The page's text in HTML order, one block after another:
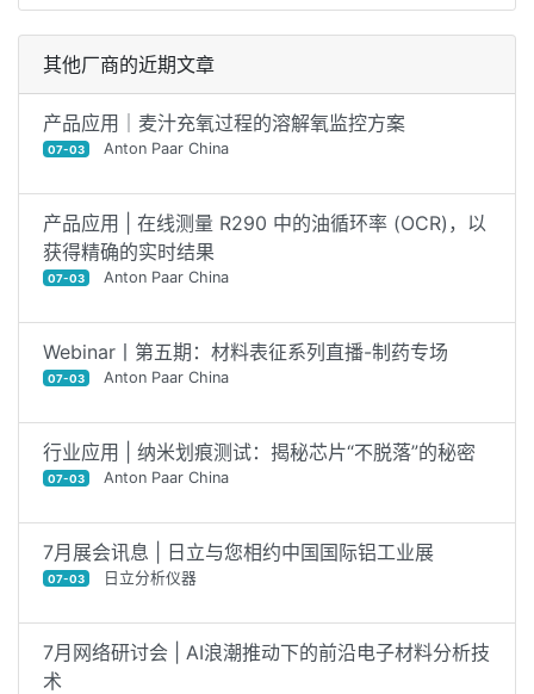
其他厂商的近期文章
产品应用｜麦汁充氧过程的溶解氧监控方案
07-03 Anton Paar China
产品应用 | 在线测量 R290 中的油循环率 (OCR)，以
获得精确的实时结果
07-03 Anton Paar China
Webinar丨第五期：材料表征系列直播-制药专场
07-03 Anton Paar China
行业应用 | 纳米划痕测试：揭秘芯片“不脱落”的秘密
07-03 Anton Paar China
7月展会讯息 | 日立与您相约中国国际铝工业展
07-03 日立分析仪器
7月网络研讨会 | AI浪潮推动下的前沿电子材料分析技
术